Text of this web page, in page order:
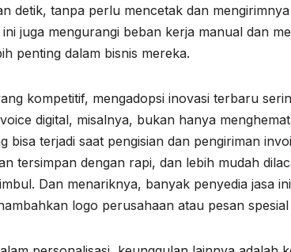
detik, tanpa perlu mencetak dan
juga mengurangi beban kerja manual dan
penting dalam bisnis mereka.
kompetitif, mengadopsi inovasi terbaru
digital, misalnya, bukan hanya
bisa terjadi saat pengisian dan pengiriman
tersimpan dengan rapi, dan lebih mudah
Dan menariknya, banyak penyedia jasa
logo perusahaan atau pesan